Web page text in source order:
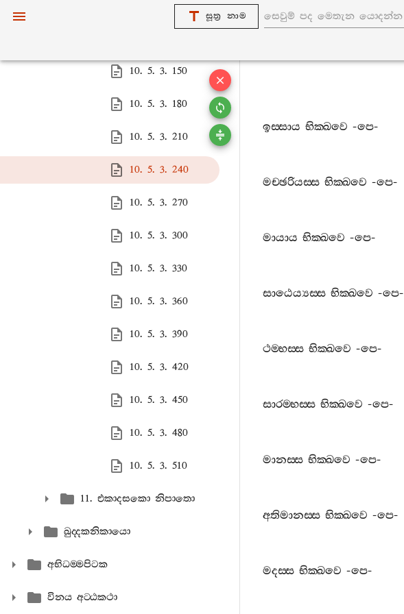
සූත්‍ර නාම
10. 5. 3. 90
10. 5. 3. 150
10. 5. 3. 180
10. 5. 3. 210
10. 5. 3. 240
10. 5. 3. 270
10. 5. 3. 300
10. 5. 3. 330
10. 5. 3. 360
10. 5. 3. 390
10. 5. 3. 420
10. 5. 3. 450
10. 5. 3. 480
10. 5. 3. 510
11. එකාදසකො නිපාතො
ඛුද‍්දකනිකායො
අභිධම‍්මපිටක
විනය අට‍්ඨකථා
ඉස‍්සාය භික‍්ඛවෙ -පෙ-
මච‍්ඡරියස‍්ස භික‍්ඛවෙ -පෙ-
මායාය භික‍්ඛවෙ -පෙ-
සාඨෙය්‍යස‍්ස භික‍්ඛවෙ -පෙ-
ථම‍්භස‍්ස භික‍්ඛවෙ -පෙ-
සාරම‍්භස‍්ස භික‍්ඛවෙ -පෙ-
මානස‍්ස භික‍්ඛවෙ -පෙ-
අතිමානස‍්ස භික‍්ඛවෙ -පෙ-
මදස‍්ස භික‍්ඛවෙ -පෙ-